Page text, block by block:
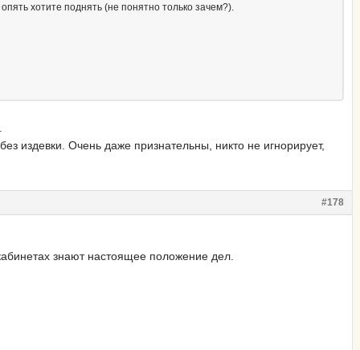
хотите поднять (не понятно только зачем?).
издевки. Очень даже признательны, никто не игнорирует,
#178
знают настоящее положение дел.